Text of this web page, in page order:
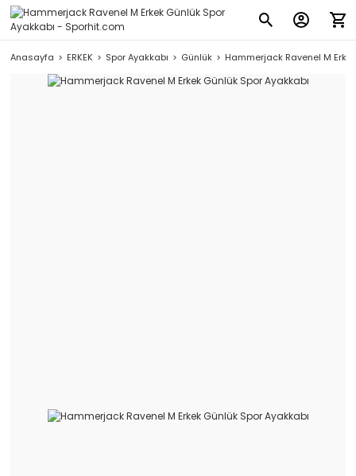
Anasayfa ERKEK Spor Ayakkabı Günlük Hammerjack Ravenel M